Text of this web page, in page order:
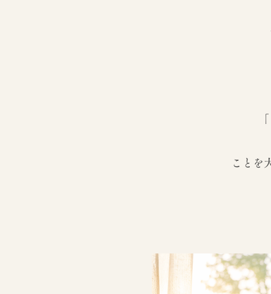
ことを